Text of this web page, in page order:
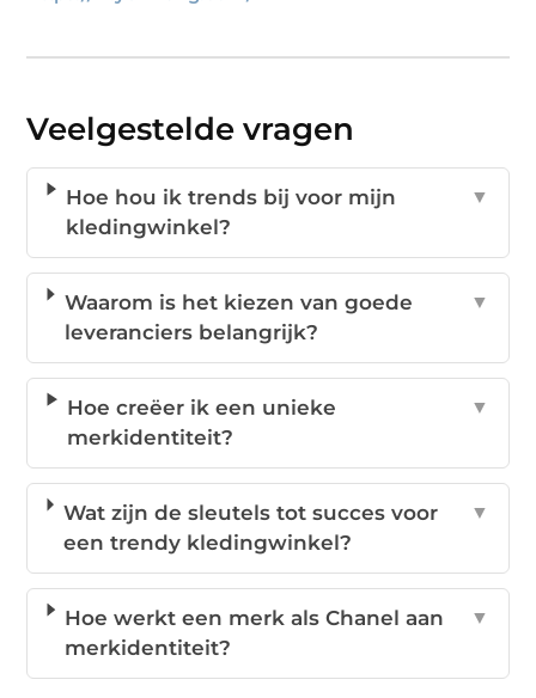
Veelgestelde vragen
Hoe hou ik trends bij voor mijn
kledingwinkel?
▼
Waarom is het kiezen van goede
leveranciers belangrijk?
▼
Hoe creëer ik een unieke
merkidentiteit?
▼
Wat zijn de sleutels tot succes voor
een trendy kledingwinkel?
▼
Hoe werkt een merk als Chanel aan
merkidentiteit?
▼